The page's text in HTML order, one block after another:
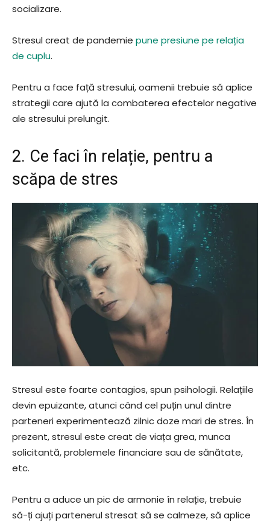
socializare.
Stresul creat de pandemie pune presiune pe relația
de cuplu.
Pentru a face față stresului, oamenii trebuie să aplice
strategii care ajută la combaterea efectelor negative
ale stresului prelungit.
2. Ce faci în relație, pentru a
scăpa de stres
Stresul este foarte contagios, spun psihologii. Relațiile
devin epuizante, atunci când cel puțin unul dintre
parteneri experimentează zilnic doze mari de stres. În
prezent, stresul este creat de viața grea, munca
solicitantă, problemele financiare sau de sănătate,
etc.
Pentru a aduce un pic de armonie în relație, trebuie
să-ți ajuți partenerul stresat să se calmeze, să aplice